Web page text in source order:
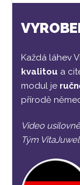
Každá láhev
kvalitou a
modul je
přírodě
Video
Tým VitaJuwel.